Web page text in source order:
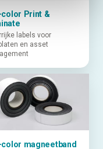
color Print &
labels voor
en asset
color magneetband